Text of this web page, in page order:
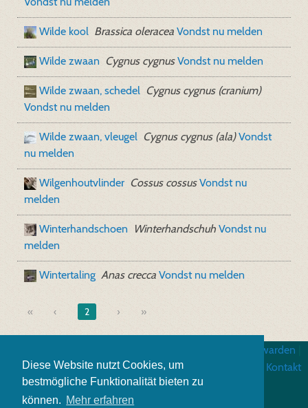
Diese Website nutzt Cookies, um
bestmögliche Funktionalität bieten zu
können. Mehr erfahren
Wilde kool Brassica oleracea Vondst nu melden
Wilde zwaan Cygnus cygnus Vondst nu melden
Wilde zwaan, schedel Cygnus cygnus (cranium)
Vondst nu melden
Wilde zwaan, vleugel Cygnus cygnus (ala) Vondst
nu melden
Wilgenhoutvlinder Cossus cossus Vondst nu
melden
Winterhandschoen Winterhandschuh Vondst nu
melden
Wintertaling Anas crecca Vondst nu melden
« 2 »
Algemene gebruiksvoorwarden
Gegevensbescherming
Kontakt